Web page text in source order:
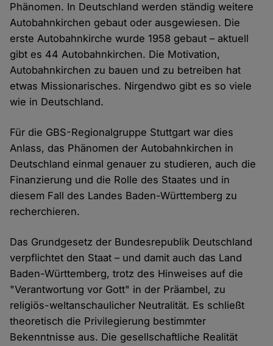
Phänomen. In Deutschland werden ständig weitere
Autobahnkirchen gebaut oder ausgewiesen. Die
erste Autobahnkirche wurde 1958 gebaut – aktuell
gibt es 44 Autobahnkirchen. Die Motivation,
Autobahnkirchen zu bauen und zu betreiben hat
etwas Missionarisches. Nirgendwo gibt es so viele
wie in Deutschland.
Für die GBS-Regionalgruppe Stuttgart war dies
Anlass, das Phänomen der Autobahnkirchen in
Deutschland einmal genauer zu studieren, auch die
Finanzierung und die Rolle des Staates und in
diesem Fall des Landes Baden-Württemberg zu
recherchieren.
Das Grundgesetz der Bundesrepublik Deutschland
verpflichtet den Staat – und damit auch das Land
Baden-Württemberg, trotz des Hinweises auf die
"Verantwortung vor Gott" in der Präambel, zu
religiös-weltanschaulicher Neutralität. Es schließt
theoretisch die Privilegierung bestimmter
Bekenntnisse aus. Die gesellschaftliche Realität